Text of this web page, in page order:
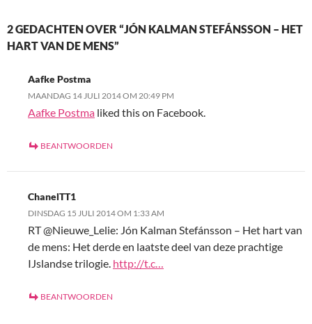
2 GEDACHTEN OVER “JÓN KALMAN STEFÁNSSON – HET
HART VAN DE MENS”
Aafke Postma
MAANDAG 14 JULI 2014 OM 20:49 PM
Aafke Postma liked this on Facebook.
BEANTWOORDEN
ChanelTT1
DINSDAG 15 JULI 2014 OM 1:33 AM
RT @Nieuwe_Lelie: Jón Kalman Stefánsson – Het hart van
de mens: Het derde en laatste deel van deze prachtige
IJslandse trilogie. http://t.c…
BEANTWOORDEN